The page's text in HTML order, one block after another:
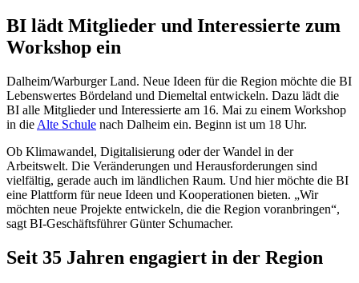
BI lädt Mitglieder und Interessierte zum
Workshop ein
Dalheim/Warburger Land. Neue Ideen für die Region möchte die BI
Lebenswertes Bördeland und Diemeltal entwickeln. Dazu lädt die
BI alle Mitglieder und Interessierte am 16. Mai zu einem Workshop
in die Alte Schule nach Dalheim ein. Beginn ist um 18 Uhr.
Ob Klimawandel, Digitalisierung oder der Wandel in der
Arbeitswelt. Die Veränderungen und Herausforderungen sind
vielfältig, gerade auch im ländlichen Raum. Und hier möchte die BI
eine Plattform für neue Ideen und Kooperationen bieten. „Wir
möchten neue Projekte entwickeln, die die Region voranbringen“,
sagt BI-Geschäftsführer Günter Schumacher.
Seit 35 Jahren engagiert in der Region